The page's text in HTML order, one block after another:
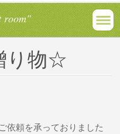
room"
り物☆
依頼を承っておりました